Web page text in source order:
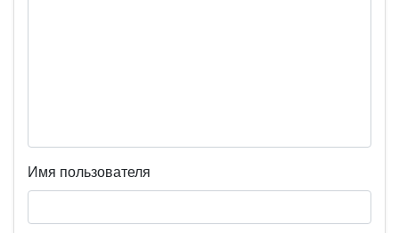
Имя пользователя